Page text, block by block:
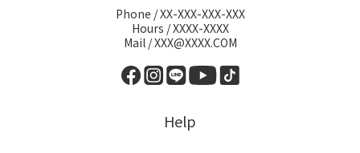
Phone / XX-XXX-XXX-XXX
Hours / XXXX-XXXX
Mail / XXX@XXXX.COM
Help